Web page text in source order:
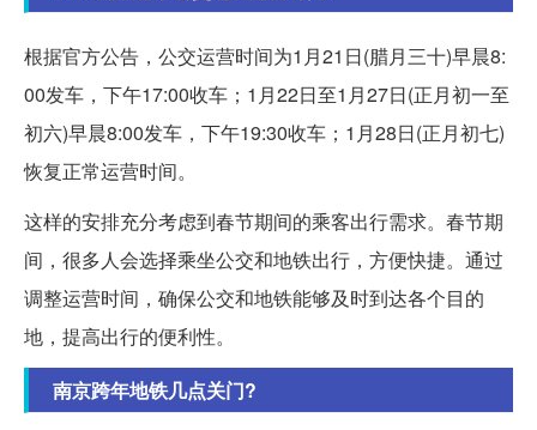
根据官方公告，公交运营时间为1月21日(腊月三十)早晨8:
00发车，下午17:00收车；1月22日至1月27日(正月初一至
初六)早晨8:00发车，下午19:30收车；1月28日(正月初七)
恢复正常运营时间。
这样的安排充分考虑到春节期间的乘客出行需求。春节期
间，很多人会选择乘坐公交和地铁出行，方便快捷。通过
调整运营时间，确保公交和地铁能够及时到达各个目的
地，提高出行的便利性。
南京跨年地铁几点关门?